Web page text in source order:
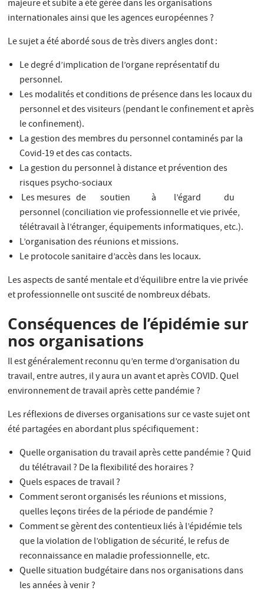
majeure et subite a été gérée dans les organisations
internationales ainsi que les agences européennes ?
Le sujet a été abordé sous de très divers angles dont :
Le degré d’implication de l’organe représentatif du
personnel.
Les modalités et conditions de présence dans les locaux du
personnel et des visiteurs (pendant le confinement et après
le confinement).
La gestion des membres du personnel contaminés par la
Covid-19 et des cas contacts.
La gestion du personnel à distance et prévention des
risques psycho-sociaux
Les mesures de soutien à l’égard du
personnel (conciliation vie professionnelle et vie privée,
télétravail à l’étranger, équipements informatiques, etc.).
L’organisation des réunions et missions.
Le protocole sanitaire d’accès dans les locaux.
Les aspects de santé mentale et d’équilibre entre la vie privée
et professionnelle ont suscité de nombreux débats.
Conséquences de l’épidémie sur
nos organisations
Il est généralement reconnu qu’en terme d’organisation du
travail, entre autres, il y aura un avant et après COVID. Quel
environnement de travail après cette pandémie ?
Les réflexions de diverses organisations sur ce vaste sujet ont
été partagées en abordant plus spécifiquement :
Quelle organisation du travail après cette pandémie ? Quid
du télétravail ? De la flexibilité des horaires ?
Quels espaces de travail ?
Comment seront organisés les réunions et missions,
quelles leçons tirées de la période de pandémie ?
Comment se gèrent des contentieux liés à l’épidémie tels
que la violation de l’obligation de sécurité, le refus de
reconnaissance en maladie professionnelle, etc.
Quelle situation budgétaire dans nos organisations dans
les années à venir ?